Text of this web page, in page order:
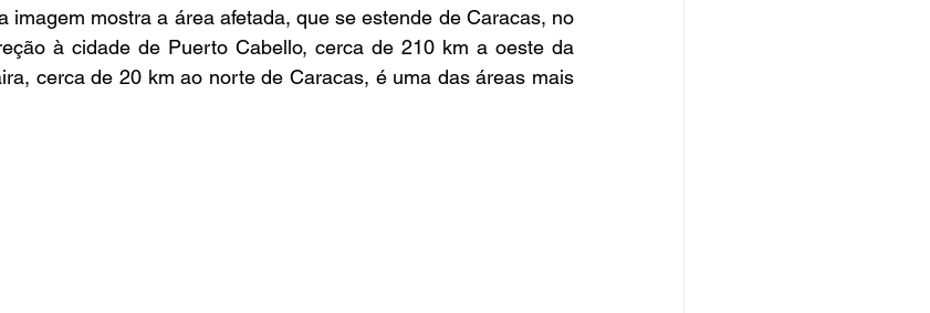
imagem mostra a área afetada, que se estende de Caracas, no
à cidade de Puerto Cabello, cerca de 210 km a oeste da
cerca de 20 km ao norte de Caracas, é uma das áreas mais